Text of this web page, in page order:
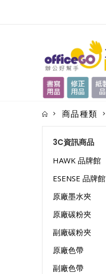
商品種類
3C資訊商品
HAWK 品牌館
ESENSE 品牌館
原廠墨水夾
原廠碳粉夾
副廠碳粉夾
原廠色帶
副廠色帶